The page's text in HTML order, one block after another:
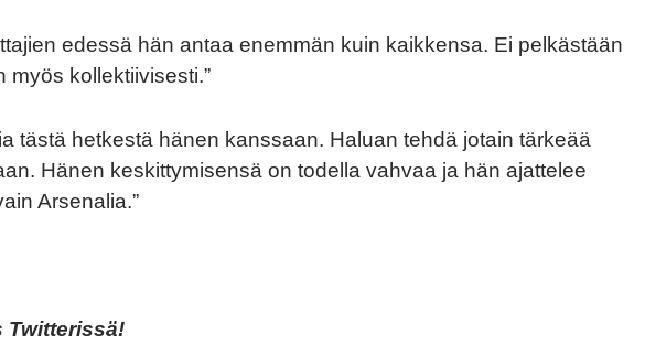
edessä hän antaa enemmän kuin kaikkensa. Ei pelkästään
myös kollektiivisesti.”
tästä hetkestä hänen kanssaan. Haluan tehdä jotain tärkeää
Hänen keskittymisensä on todella vahvaa ja hän ajattelee
Arsenalia.”
Twitterissä!